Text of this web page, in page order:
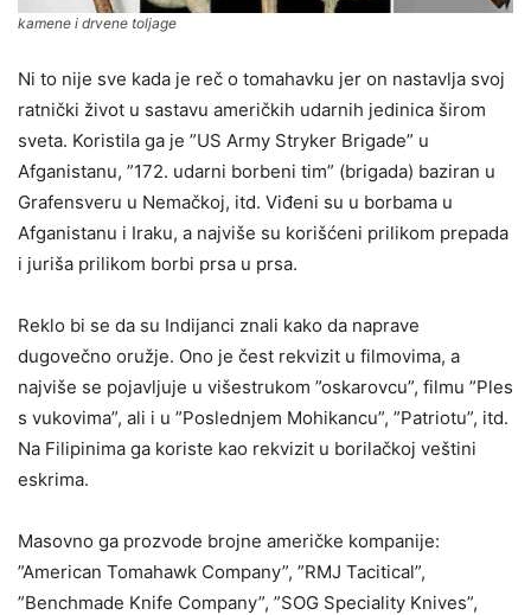
kamene i drvene toljage
Ni to nije sve kada je reč o tomahavku jer on nastavlja svoj
ratnički život u sastavu američkih udarnih jedinica širom
sveta. Koristila ga je ”US Army Stryker Brigade” u
Afganistanu, ”172. udarni borbeni tim” (brigada) baziran u
Grafensveru u Nemačkoj, itd. Viđeni su u borbama u
Afganistanu i Iraku, a najviše su korišćeni prilikom prepada
i juriša prilikom borbi prsa u prsa.
Reklo bi se da su Indijanci znali kako da naprave
dugovečno oružje. Ono je čest rekvizit u filmovima, a
najviše se pojavljuje u višestrukom ”oskarovcu”, filmu ”Ples
s vukovima”, ali i u ”Poslednjem Mohikancu”, ”Patriotu”, itd.
Na Filipinima ga koriste kao rekvizit u borilačkoj veštini
eskrima.
Masovno ga prozvode brojne američke kompanije:
”American Tomahawk Company”, ”RMJ Tacitical”,
”Benchmade Knife Company”, ”SOG Speciality Knives”,